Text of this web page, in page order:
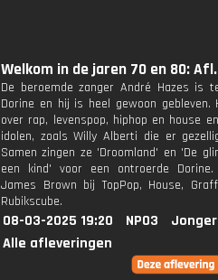
Welkom in de jaren 70 en 80:
De beroemde zanger André Hazes is
Dorine en hij is heel gewoon gebleven.
over rap, levenspop, hiphop en house
idolen, zoals Willy Alberti die er
Samen zingen ze 'Droomland' en 'De
een kind' voor een ontroerde
James Brown bij TopPop, House,
Rubikscube.
08-03-2025 19:20 NPO3
Alle afleveringen